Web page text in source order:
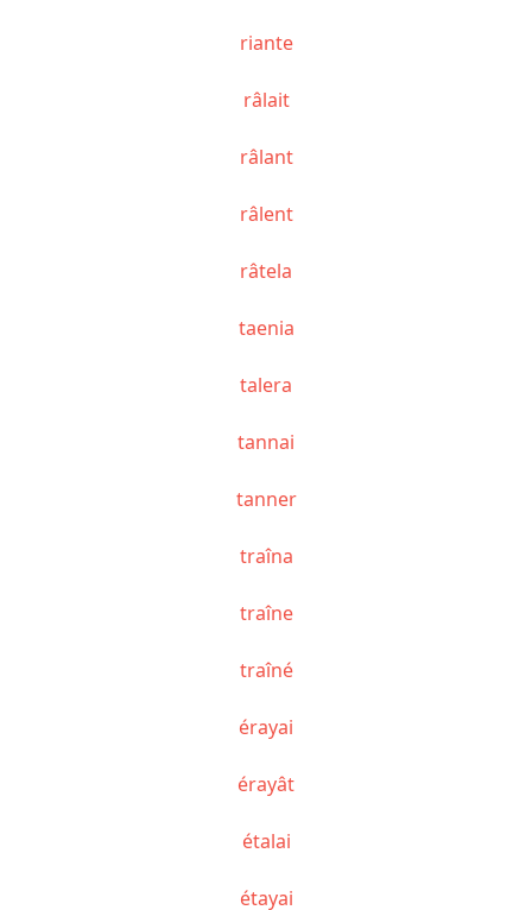
riante
râlait
râlant
râlent
râtela
taenia
talera
tannai
tanner
traîna
traîne
traîné
érayai
érayât
étalai
étayai